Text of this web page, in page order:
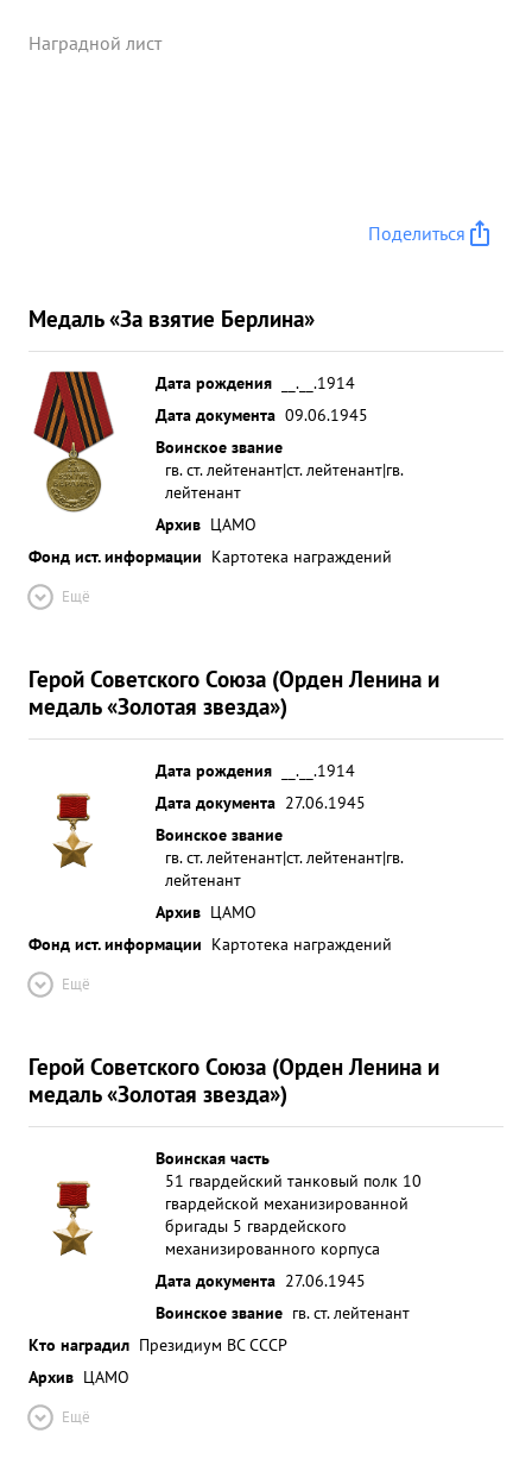
Наградной лист
Поделиться
Медаль «За взятие Берлина»
Дата рождения
__.__.1914
Дата документа 09.06.1945
Воинское звание
гв. ст. лейтенант|ст. лейтенант|гв.
лейтенант
Архив ЦАМО
Фонд ист. информации Картотека награждений
Ещё
Герой Советского Союза (Орден Ленина и
медаль «Золотая звезда»)
Дата рождения
__.__.1914
Дата документа 27.06.1945
Воинское звание
гв. ст. лейтенант|ст. лейтенант|гв.
лейтенант
Архив ЦАМО
Фонд ист. информации Картотека награждений
Ещё
Герой Советского Союза (Орден Ленина и
медаль «Золотая звезда»)
Воинская часть
51 гвардейский танковый полк 10
гвардейской механизированной
бригады 5 гвардейского
механизированного корпуса
Дата документа 27.06.1945
Воинское звание гв. ст. лейтенант
Кто наградил Президиум ВС СССР
Архив ЦАМО
Ещё